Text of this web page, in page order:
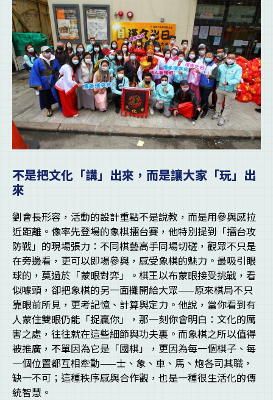
不是把文化「講」出來，而是讓大家「玩」出
來
劉會長形容，活動的設計重點不是說教，而是用參與感拉
近距離。像率先登場的象棋擂台賽，他特別提到「擂台攻
防戰」的現場張力：不同棋藝高手同場切磋，觀眾不只是
在旁邊看，更可以即場參與，感受象棋的魅力。最吸引眼
球的，莫過於「蒙眼對弈」。棋王以布蒙眼接受挑戰，看
似噱頭，卻把象棋的另一面攤開給大眾——原來棋局不只
靠眼前所見，更考記憶、計算與定力。他說，當你看到有
人蒙住雙眼仍能「捉贏你」，那一刻你會明白：文化的厲
害之處，往往就在這些細節與功夫裏。而象棋之所以值得
被推廣，不單因為它是「國棋」，更因為每一個棋子、每
一個位置都互相牽動——士、象、車、馬、炮各司其職，
缺一不可；這種秩序感與合作觀，也是一種很生活化的傳
統智慧。